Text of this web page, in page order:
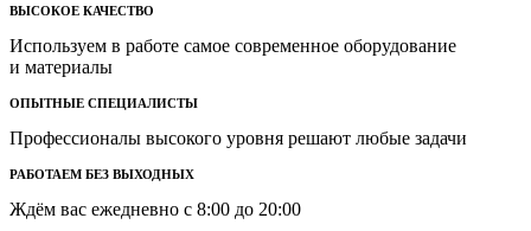
ВЫСОКОЕ КАЧЕСТВО
Используем в работе самое современное оборудование
и материалы
ОПЫТНЫЕ СПЕЦИАЛИСТЫ
Профессионалы высокого уровня решают любые задачи
РАБОТАЕМ БЕЗ ВЫХОДНЫХ
Ждём вас ежедневно с 8:00 до 20:00